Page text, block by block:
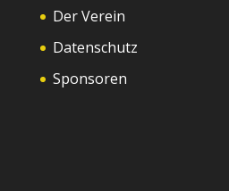
Der Verein
Datenschutz
Sponsoren